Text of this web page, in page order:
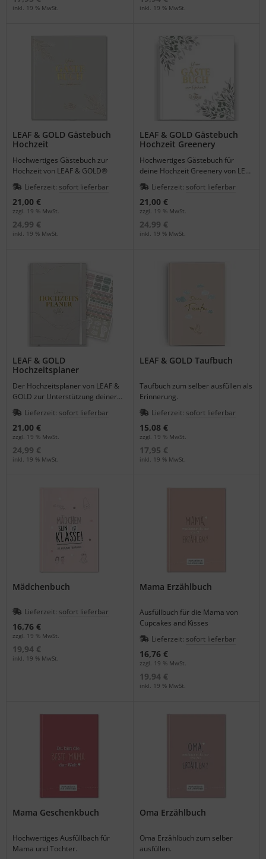
inkl. 19 % MwSt. inkl. 19 % MwSt.
LEAF & GOLD Gästebuch
Hochzeit
Hochwertiges Gästebuch zur
Hochzeit von LEAF & GOLD®
Lieferzeit: sofort lieferbar
21,00 €
zzgl. 19 % MwSt.
24,99 €
inkl. 19 % MwSt.
LEAF & GOLD Gästebuch
Hochzeit Greenery
Hochwertiges Gästebuch für
deine Hochzeit Greenery von LEAF
& GOLD.
Lieferzeit: sofort lieferbar
21,00 €
zzgl. 19 % MwSt.
24,99 €
inkl. 19 % MwSt.
LEAF & GOLD
Hochzeitsplaner
Der Hochzeitsplaner von LEAF &
GOLD zur Unterstützung deiner
Traumhochzeit.
Lieferzeit: sofort lieferbar
21,00 €
zzgl. 19 % MwSt.
24,99 €
inkl. 19 % MwSt.
LEAF & GOLD Taufbuch
Taufbuch zum selber ausfüllen als
Erinnerung.
Lieferzeit: sofort lieferbar
15,08 €
zzgl. 19 % MwSt.
17,95 €
inkl. 19 % MwSt.
Mädchenbuch
Lieferzeit: sofort lieferbar
16,76 €
zzgl. 19 % MwSt.
19,94 €
inkl. 19 % MwSt.
Mama Erzählbuch
Ausfüllbuch für die Mama von
Cupcakes and Kisses
Lieferzeit: sofort lieferbar
16,76 €
zzgl. 19 % MwSt.
19,94 €
inkl. 19 % MwSt.
Mama Geschenkbuch
Hochwertiges Ausfüllbach für
Mama und Tochter.
Oma Erzählbuch
Oma Erzählbuch zum selber
ausfüllen.